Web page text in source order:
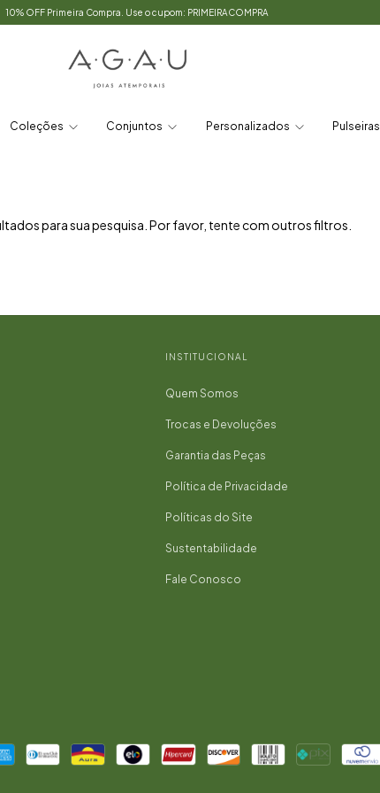
10% OFF Primeira Compra. Use o cupom: PRIMEIRACOMPRA
Coleções Conjuntos Personalizados Pulseiras
para sua pesquisa. Por favor, tente com outros filtros.
INSTITUCIONAL
Quem Somos
Trocas e Devoluções
Garantia das Peças
Política de Privacidade
Políticas do Site
Sustentabilidade
Fale Conosco